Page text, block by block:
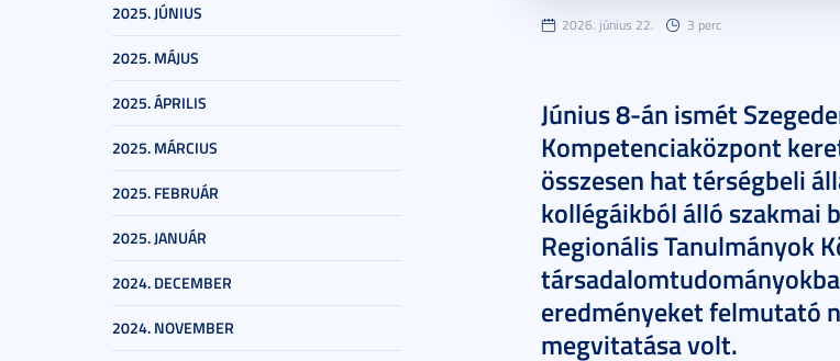
2025. JÚNIUS
2025. MÁJUS
2025. ÁPRILIS
2025. MÁRCIUS
2025. FEBRUÁR
2025. JANUÁR
2024. DECEMBER
2024. NOVEMBER
2026. június 22. 3 perc
Június 8-án ismét
Kompetenciaközpont
összesen hat térségbeli
kollégáikból álló szakmai
Regionális Tanulmányok
eredményeket felmutató
megvitatása volt.